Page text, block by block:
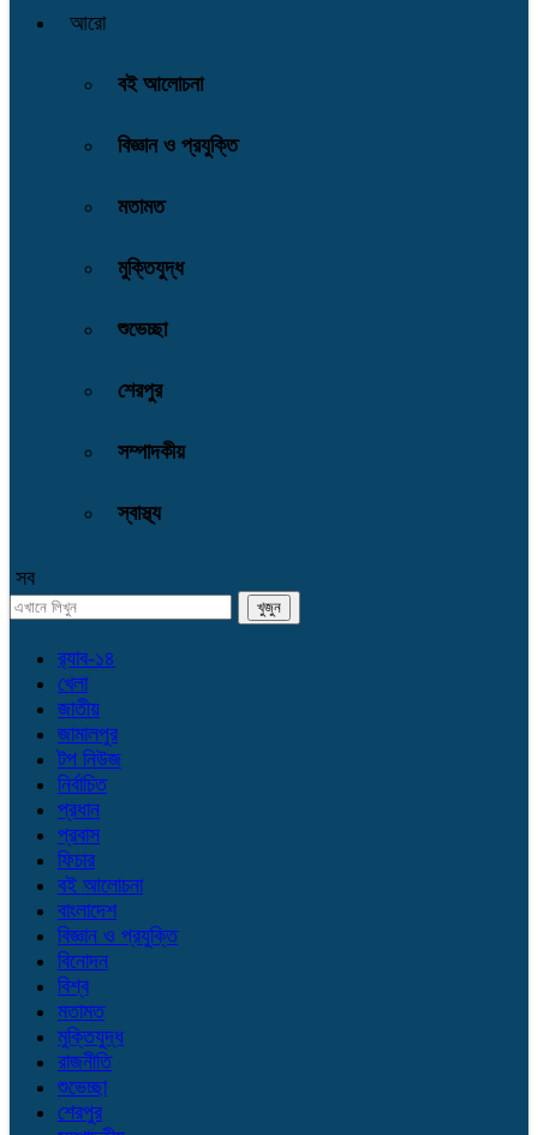
আরো
বই আলোচনা
বিজ্ঞান ও প্রযুক্তি
মতামত
মুক্তিযুদ্ধ
শুভেচ্ছা
শেরপুর
সম্পাদকীয়
স্বাস্থ্য
সব
র‌্যাব-১৪
খেলা
জাতীয়
জামালপুর
টপ নিউজ
নির্বাচিত
প্রধান
প্রবাস
ফিচার
বই আলোচনা
বাংলাদেশ
বিজ্ঞান ও প্রযুক্তি
বিনোদন
বিশ্ব
মতামত
মুক্তিযুদ্ধ
রাজনীতি
শুভেচ্ছা
শেরপুর